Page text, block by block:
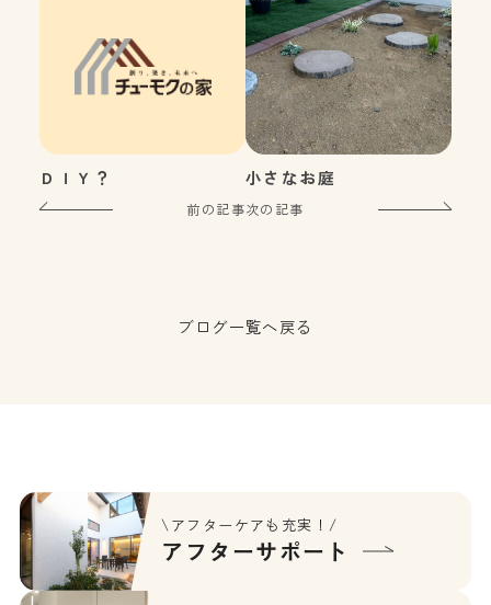
ＤＩＹ？
前の記事
小さなお庭
次の記事
ブログ一覧へ戻る
\アフターケアも充実！/
アフターサポート